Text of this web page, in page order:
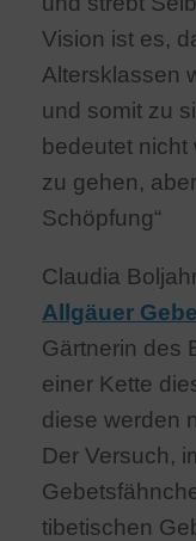
Vision ist es,
Altersklassen
und somit zu
bedeutet nicht
zu gehen,
Schöpfung“
Claudia
Allgäuer
Gärtnerin des
einer Kette
diese werden
Der Versuch,
tibetischen